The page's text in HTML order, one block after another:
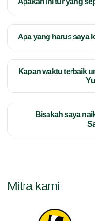
Apakah ini tur yang
Apa yang harus saya
Kapan waktu terbaik
Bisakah saya
Mitra kami